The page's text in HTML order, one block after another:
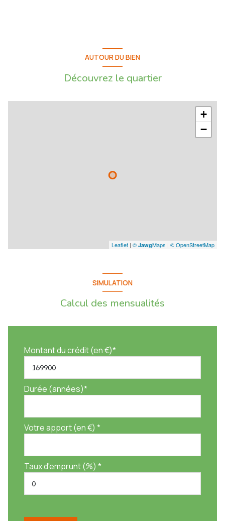
AUTOUR DU BIEN
Découvrez le quartier
+
−
Leaflet | © JawgMaps | © OpenStreetMap
SIMULATION
Calcul des mensualités
Montant du crédit (en €)*
Durée (années)*
Votre apport (en €) *
Taux d'emprunt (%) *